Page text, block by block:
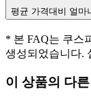
평균 가격대비 얼마
* 본 FAQ는 쿠스
생성되었습니다.
이 상품의 다